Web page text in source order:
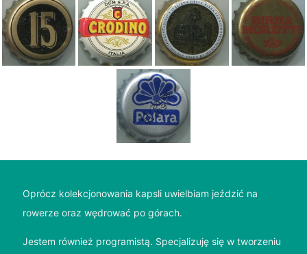
Oprócz kolekcjonowania kapsli uwielbiam jeździć na
rowerze oraz wędrować po górach.
Jestem również programistą. Specjalizuję się w tworzeniu